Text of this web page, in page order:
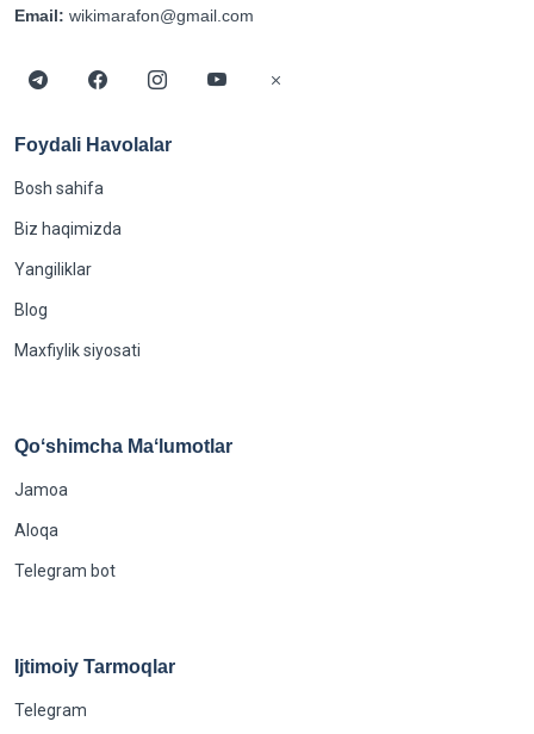
Email: wikimarafon@gmail.com
Foydali Havolalar
Bosh sahifa
Biz haqimizda
Yangiliklar
Blog
Maxfiylik siyosati
Qoʻshimcha Maʻlumotlar
Jamoa
Aloqa
Telegram bot
Ijtimoiy Tarmoqlar
Telegram